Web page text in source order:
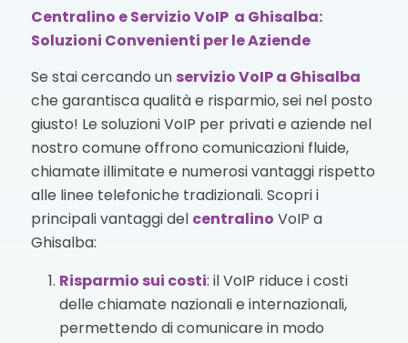
Centralino e Servizio VoIP a Ghisalba:
Soluzioni Convenienti per le Aziende
Se stai cercando un servizio VoIPa Ghisalba
che garantisca qualità e risparmio, sei nel posto
giusto! Le soluzioni VoIP per privati e aziende nel
nostro comune offrono comunicazioni fluide,
chiamate illimitate e numerosi vantaggi rispetto
alle linee telefoniche tradizionali. Scopri i
principali vantaggi del centralino VoIP a
Ghisalba:
Risparmio sui costi: il VoIP riduce i costi
delle chiamate nazionali e internazionali,
permettendo di comunicare in modo